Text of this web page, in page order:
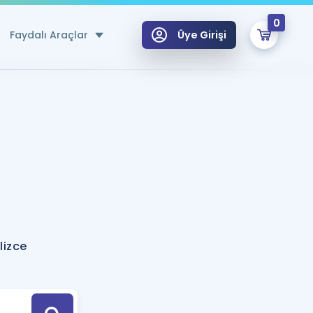
Faydalı Araçlar
Hesaplama Aracı
için Öneriler
Tek Takvimde
Üye Girişi
0